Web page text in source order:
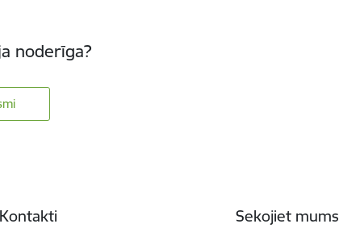
noderīga?
Kontakti Sekojiet mums